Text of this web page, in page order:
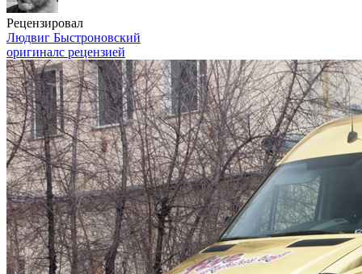
Рецензировал
Людвиг Быстроновский
оригиналс рецензией